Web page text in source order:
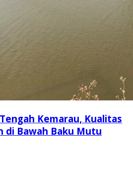
Kemarau, Kualitas
di Bawah Baku Mutu